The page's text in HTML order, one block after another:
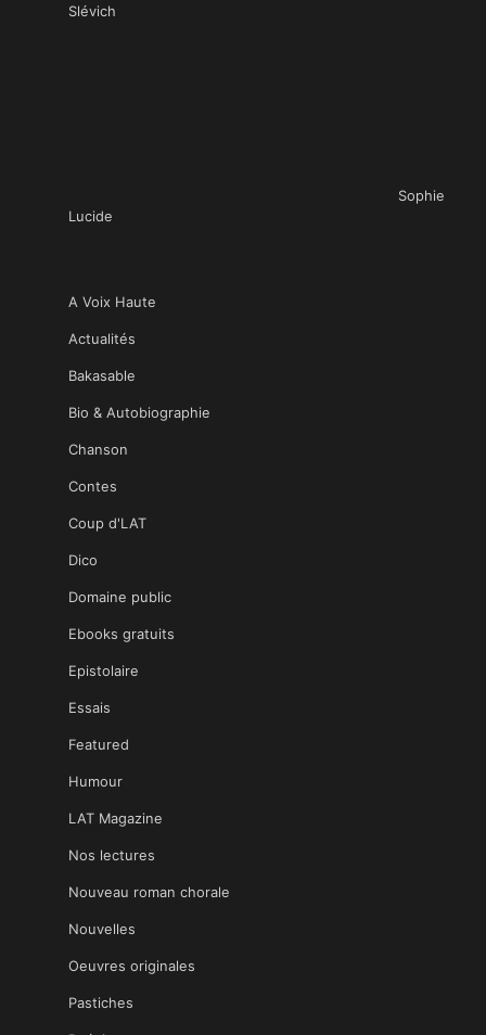
Slévich
Sophie
Lucide
A Voix Haute
Actualités
Bakasable
Bio & Autobiographie
Chanson
Contes
Coup d'LAT
Dico
Domaine public
Ebooks gratuits
Epistolaire
Essais
Featured
Humour
LAT Magazine
Nos lectures
Nouveau roman chorale
Nouvelles
Oeuvres originales
Pastiches